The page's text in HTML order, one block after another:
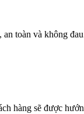
toàn và không
hàng sẽ được